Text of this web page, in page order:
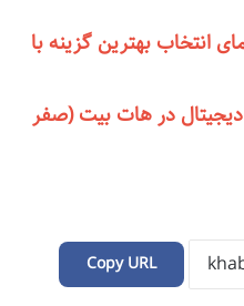
انتخاب بهترین گزینه با
در هات بیت (صفر
Copy URL